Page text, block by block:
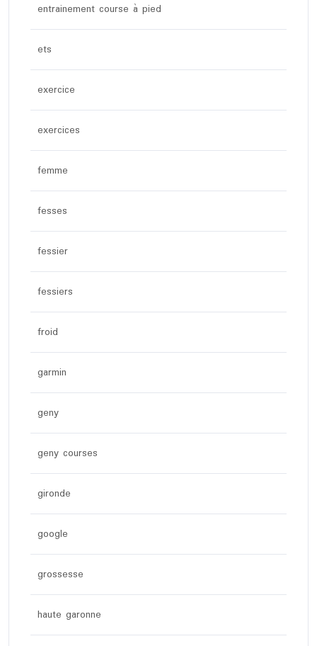
entrainement course à pied
ets
exercice
exercices
femme
fesses
fessier
fessiers
froid
garmin
geny
geny courses
gironde
google
grossesse
haute garonne